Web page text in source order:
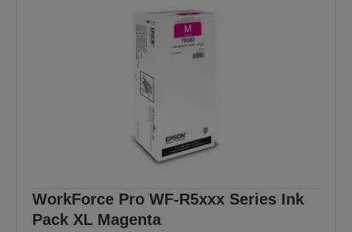
WorkForce Pro WF-R5xxx Series Ink
Pack XL Magenta